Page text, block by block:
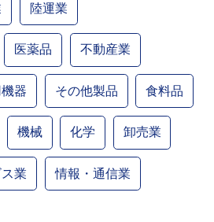
陸運業
医薬品 不動産業
器 その他製品 食料品
機械 化学 卸売業
業 情報・通信業